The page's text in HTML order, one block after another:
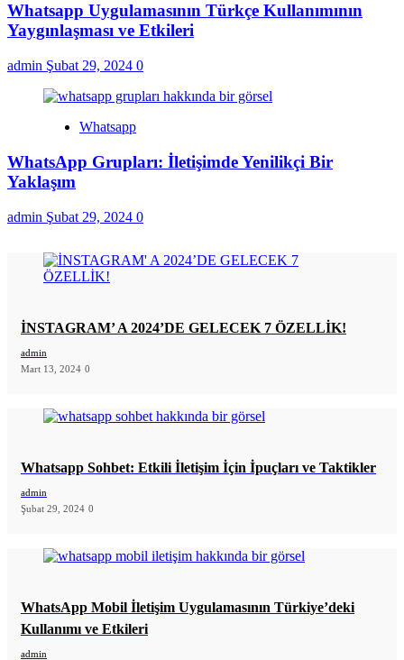
Whatsapp Uygulamasının Türkçe Kullanımının
Yaygınlaşması ve Etkileri
admin Şubat 29, 2024 0
Whatsapp
WhatsApp Grupları: İletişimde Yenilikçi Bir
Yaklaşım
admin Şubat 29, 2024 0
İNSTAGRAM’ A 2024’DE GELECEK 7 ÖZELLİK!
admin
Mart 13, 2024 0
Whatsapp Sohbet: Etkili İletişim İçin İpuçları ve Taktikler
admin
Şubat 29, 2024 0
WhatsApp Mobil İletişim Uygulamasının Türkiye’deki
Kullanımı ve Etkileri
admin